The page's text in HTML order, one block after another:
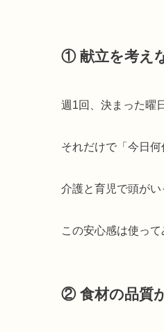
① 献立を考え
週1回、決まった曜
それだけで「今日
介護と育児で頭がい
この安心感は使って
② 食材の品質